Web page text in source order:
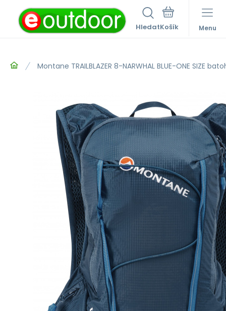
Hledat Menu
Montane TRAILBLAZER 8-NARWHAL BLUE-ONE SIZE